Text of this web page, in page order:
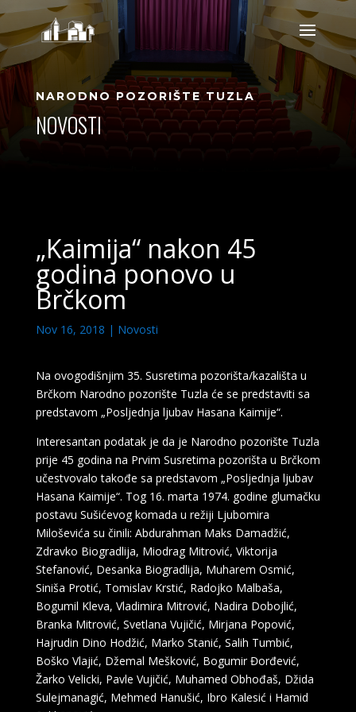
NARODNO POZORIŠTE TUZLA
NOVOSTI
„Kaimija“ nakon 45
godina ponovo u
Brčkom
Nov 16, 2018 | Novosti
Na ovogodišnjim 35. Susretima pozorišta/kazališta u
Brčkom Narodno pozorište Tuzla će se predstaviti sa
predstavom „Posljednja ljubav Hasana Kaimije“.
Interesantan podatak je da je Narodno pozorište Tuzla
prije 45 godina na Prvim Susretima pozorišta u Brčkom
učestvovalo takođe sa predstavom „Posljednja ljubav
Hasana Kaimije“. Tog 16. marta 1974. godine glumačku
postavu Sušićevog komada u režiji Ljubomira
Miloševića su činili: Abdurahman Maks Damadžić,
Zdravko Biogradlija, Miodrag Mitrović, Viktorija
Stefanović, Desanka Biogradlija, Muharem Osmić,
Siniša Protić, Tomislav Krstić, Radojko Malbaša,
Bogumil Kleva, Vladimira Mitrović, Nadira Dobojlić,
Branka Mitrović, Svetlana Vujičić, Mirjana Popović,
Hajrudin Dino Hodžić, Marko Stanić, Salih Tumbić,
Boško Vlajić, Džemal Mešković, Bogumir Đorđević,
Žarko Velicki, Pavle Vujičić, Muhamed Obhođaš, Džida
Sulejmanagić, Mehmed Hanušić, Ibro Kalesić i Hamid